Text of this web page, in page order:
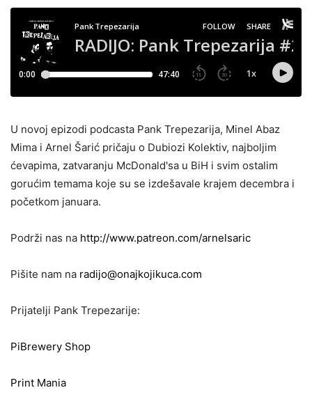
U novoj epizodi podcasta Pank Trepezarija, Minel Abaz
Mima i Arnel Šarić pričaju o Dubiozi Kolektiv, najboljim
ćevapima, zatvaranju McDonald'sa u BiH i svim ostalim
gorućim temama koje su se izdešavale krajem decembra i
početkom januara.
Podrži nas na http://www.patreon.com/arnelsaric
Pišite nam na radijo@onajkojikuca.com
Prijatelji Pank Trepezarije:
PiBrewery Shop
Print Mania